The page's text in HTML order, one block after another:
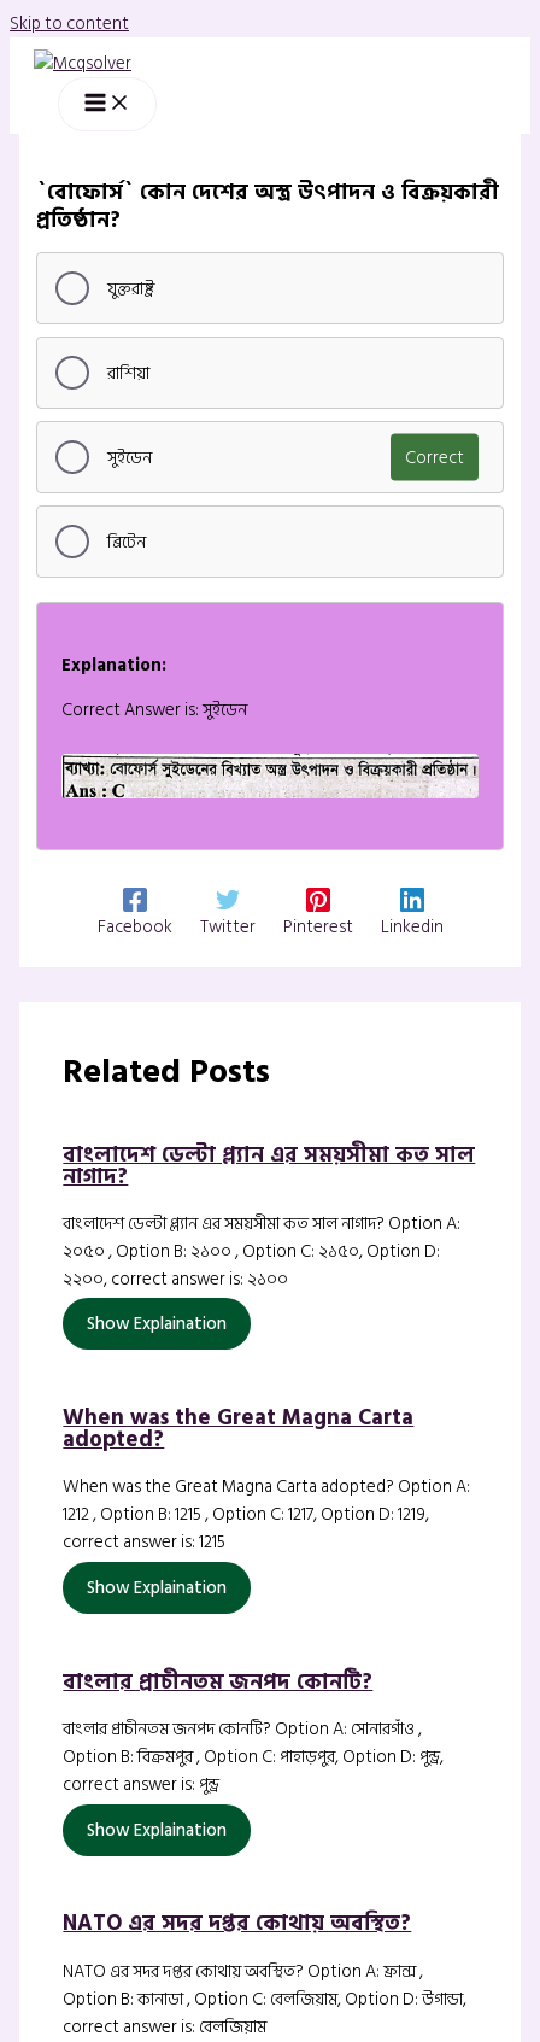
Skip to content
`বোফোর্স` কোন দেশের অস্ত্র উৎপাদন ও বিক্রয়কারী
প্রতিষ্ঠান?
যুক্তরাষ্ট্র
রাশিয়া
সুইডেন Correct
ব্রিটেন
Explanation:
Correct Answer is: সুইডেন
Facebook Twitter Pinterest Linkedin
Related Posts
বাংলাদেশ ডেল্টা প্ল্যান এর সময়সীমা কত সাল
নাগাদ?
বাংলাদেশ ডেল্টা প্ল্যান এর সময়সীমা কত সাল নাগাদ? Option A:
২০৫০ , Option B: ২১০০ , Option C: ২১৫০, Option D:
২২০০, correct answer is: ২১০০
Show Explaination
When was the Great Magna Carta
adopted?
When was the Great Magna Carta adopted? Option A:
1212 , Option B: 1215 , Option C: 1217, Option D: 1219,
correct answer is: 1215
Show Explaination
বাংলার প্রাচীনতম জনপদ কোনটি?
বাংলার প্রাচীনতম জনপদ কোনটি? Option A: সোনারগাঁও ,
Option B: বিক্রমপুর , Option C: পাহাড়পুর, Option D: পুন্ড্র,
correct answer is: পুন্ড্র
Show Explaination
NATO এর সদর দপ্তর কোথায় অবস্থিত?
NATO এর সদর দপ্তর কোথায় অবস্থিত? Option A: ফ্রান্স ,
Option B: কানাডা , Option C: বেলজিয়াম, Option D: উগান্ডা,
correct answer is: বেলজিয়াম